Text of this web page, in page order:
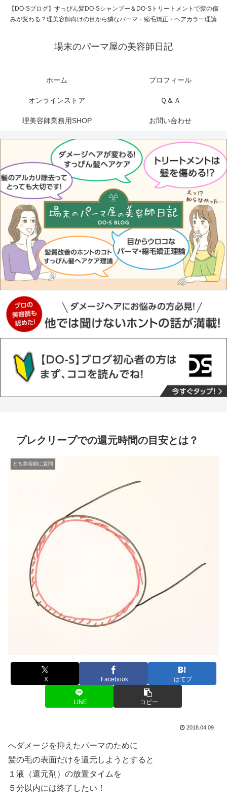
【DO-Sブログ】すっぴん髪DO-Sシャンプー＆DO-Sトリートメントで髪の傷
みが変わる？理美容師向けの目から鱗なパーマ・縮毛矯正・ヘアカラー理論
場末のパーマ屋の美容師日記
ホーム プロフィール
オンラインストア Ｑ＆Ａ
理美容師業務用SHOP お問い合わせ
プレクリープでの還元時間の目安とは？
どＳ美容師に質問
X Facebook はてブ
LINE コピー
2018.04.09
へダメージを抑えたパーマのために
髪の毛の表面だけを還元しようとすると
１液（還元剤）の放置タイムを
５分以内には終了したい！